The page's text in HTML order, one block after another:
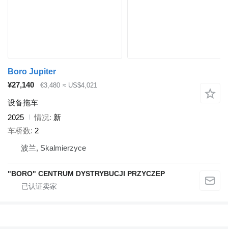
Boro Jupiter
¥27,140
€3,480 ≈ US$4,021
设备拖车
2025
情况 新
车桥数 2
波兰, Skalmierzyce
"BORO" CENTRUM DYSTRYBUCJI PRZYCZEP